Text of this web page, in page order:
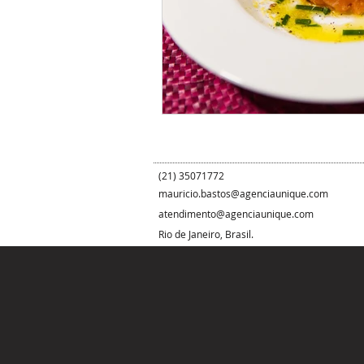
(21) 35071772
mauricio.bastos@agenciaunique.com
atendimento@agenciaunique.com
Rio de Janeiro, Brasil.